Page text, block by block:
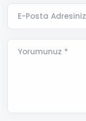
E-Posta
Yorumunuz *